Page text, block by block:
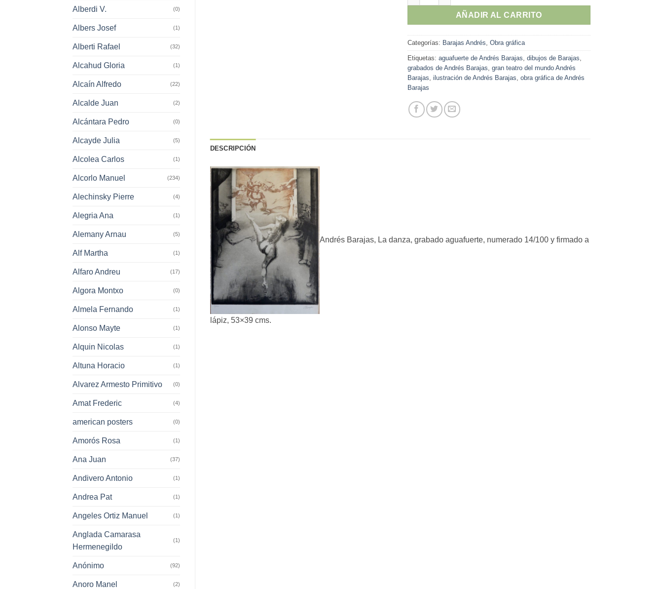
Alberdi V. (0)
Albers Josef (1)
Alberti Rafael (32)
Alcahud Gloria (1)
Alcaín Alfredo (22)
Alcalde Juan (2)
Alcántara Pedro (0)
Alcayde Julia (5)
Alcolea Carlos (1)
Alcorlo Manuel (234)
Alechinsky Pierre (4)
Alegria Ana (1)
Alemany Arnau (5)
Alf Martha (1)
Alfaro Andreu (17)
Algora Montxo (0)
Almela Fernando (1)
Alonso Mayte (1)
Alquin Nicolas (1)
Altuna Horacio (1)
Alvarez Armesto Primitivo (0)
Amat Frederic (4)
american posters (0)
Amorós Rosa (1)
Ana Juan (37)
Andivero Antonio (1)
Andrea Pat (1)
Angeles Ortiz Manuel (1)
Anglada Camarasa
Hermenegildo
(1)
Anónimo (92)
Anoro Manel (2)
AÑADIR AL CARRITO
Categorías: Barajas Andrés ,Obra gráfica
Etiquetas:aguafuerte de Andrés Barajas ,dibujos de Barajas
grabados de Andrés Barajas ,gran teatro del mundo Andrés
Barajas ,ilustración de Andrés Barajas ,obra gráfica de Andrés
Barajas
DESCRIPCIÓN
Andrés Barajas, La danza, grabado aguafuerte, numerado 14/100 y firmado a
lápiz, 53×39 cms.